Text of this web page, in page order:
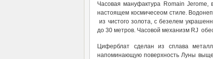
Часовая мануфактура Romain
настоящем космичесеом стиле.
из чистого золота, с безелем
до 30 метров. Часовой механизм RJ
Циферблат сделан из сплава
напоминающую поверхность Луны